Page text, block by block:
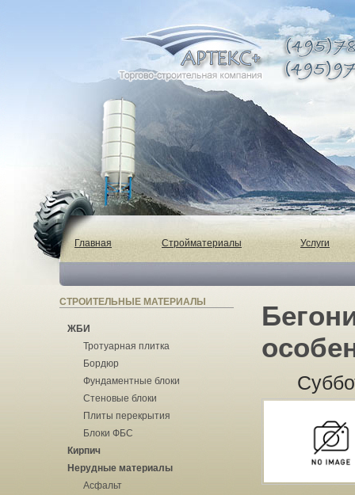
Главная Стройматериалы Услуги
СТРОИТЕЛЬНЫЕ МАТЕРИАЛЫ
ЖБИ
Тротуарная плитка
Бордюр
Фундаментные блоки
Стеновые блоки
Плиты перекрытия
Блоки ФБС
Кирпич
Нерудные материалы
Асфальт